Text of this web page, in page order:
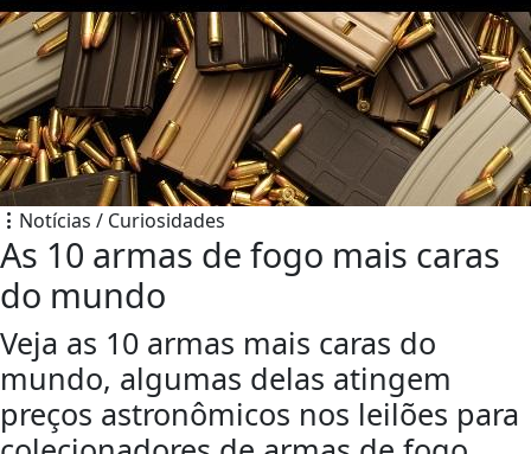
Notícias / Curiosidades
As 10 armas de fogo mais caras
do mundo
Veja as 10 armas mais caras do
mundo, algumas delas atingem
preços astronômicos nos leilões para